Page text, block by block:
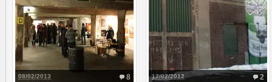
8
08/02/2013 2
12/02/2012